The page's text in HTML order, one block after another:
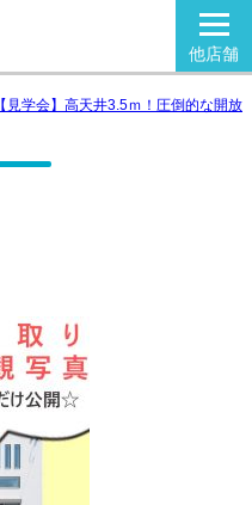
他店舗
【見学会】高天井3.5ｍ！圧倒的な開放